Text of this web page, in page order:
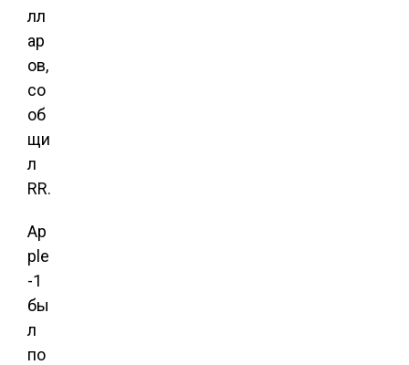
лл
ар
ов,
со
об
щи
л
RR.
Ap
ple
-1
бы
л
по